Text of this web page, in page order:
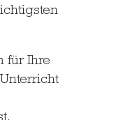
für Ihre